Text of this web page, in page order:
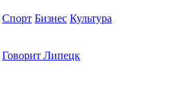
Спорт Бизнес Культура
Говорит Липецк